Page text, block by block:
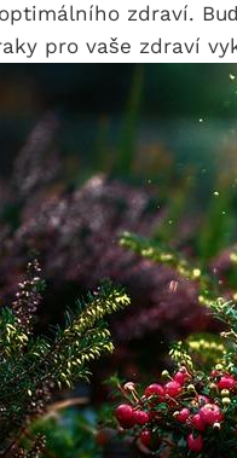
zdraví.
pro vaše zdraví